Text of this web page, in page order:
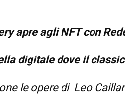
apre agli NFT con
digitale dove il
le opere di Leo